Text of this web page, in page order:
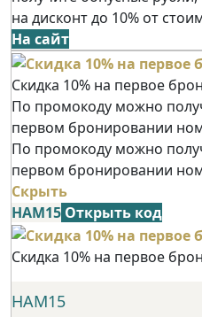
на дисконт до 10% от
На сайт
Скидка 10% на первое
По промокоду можно
первом бронировании
По промокоду можно
первом бронировании
Скрыть
НАМ15 Открыть код
Скидка 10% на первое
НАМ15